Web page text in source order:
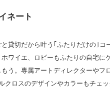
ネート
と貸切だから叶う｢ふたりだけの｣コ
ワイエ、ロビーもふたりの自宅に
う。専属アートディレクターやフ
クロスのデザインやカラーもチェッ